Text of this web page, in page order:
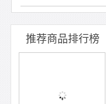
推荐商品排行榜